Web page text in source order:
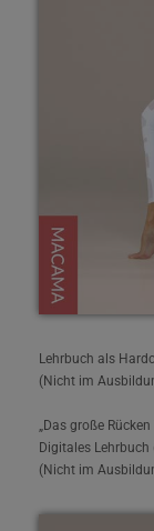
Lehrbuch als
(Nicht im
„Das große
Digitales Lehrbuch
(Nicht im